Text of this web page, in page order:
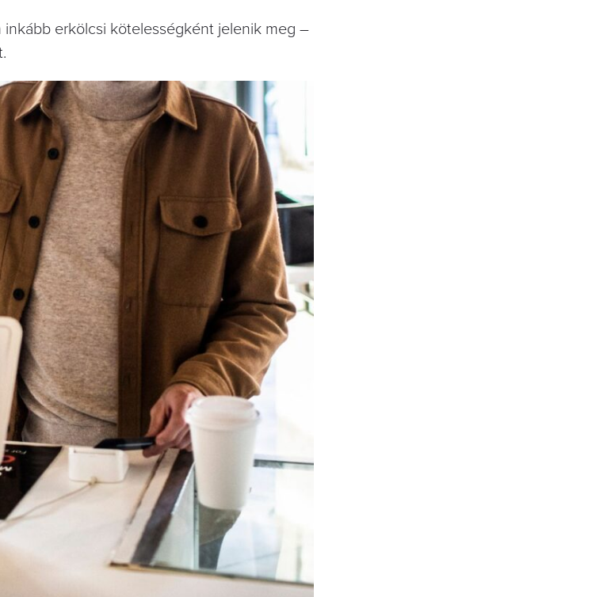
erkölcsi kötelességként jelenik meg –